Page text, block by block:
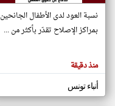
المقالات
الموجوده
هنا عن
وجهة
نظر
كاتبيها.
نسبة العود لدى الأطفال الجانحين
بمراكز الإصلاح تقدّر بأكثر من ...
منذ دقيقة
أنباء تونس